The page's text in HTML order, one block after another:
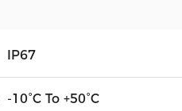
IP67
-10°C To +50°C